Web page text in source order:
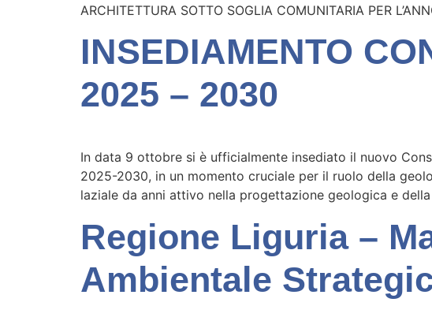
ARCHITETTURA SOTTO SOGLIA COMUNITARIA PER
INSEDIAMENTO
2025 – 2030
In data 9 ottobre si è ufficialmente insediato il nuovo
2025-2030, in un momento cruciale per il ruolo della
laziale da anni attivo nella progettazione geologica e
Regione Liguria –
Ambientale